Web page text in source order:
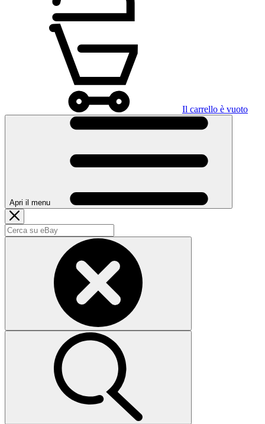
Il carrello è vuoto
Apri il menu